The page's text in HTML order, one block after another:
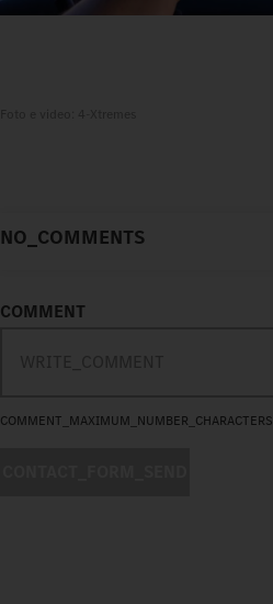
NO_COMMENTS
COMMENT
COMMENT_MAXIMUM_NUMBER_CHARACTERS